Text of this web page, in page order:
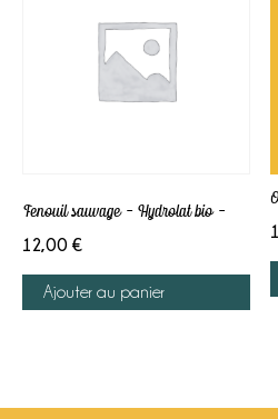
Fenouil sauvage – Hydrolat bio –
12,00 €
Ajouter au panier